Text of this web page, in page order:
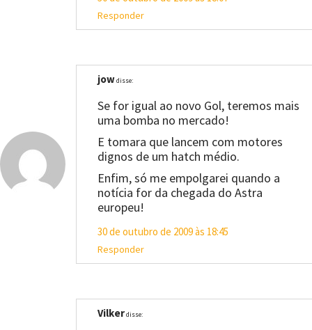
Responder
jowdisse:
Se for igual ao novo Gol, teremos mais
uma bomba no mercado!
E tomara que lancem com motores
dignos de um hatch médio.
Enfim, só me empolgarei quando a
notícia for da chegada do Astra
europeu!
30 de outubro de 2009 às 18:45
Responder
Vilkerdisse: